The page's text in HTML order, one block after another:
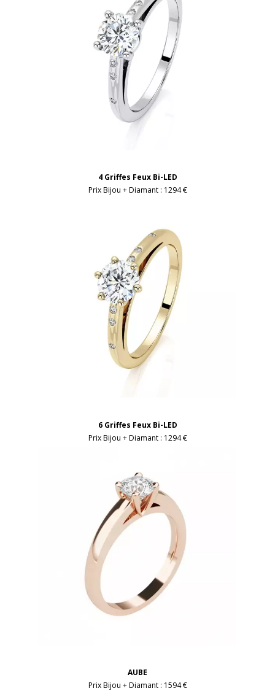
4 Griffes Feux Bi-LED
Prix Bijou + Diamant : 1294 €
6 Griffes Feux Bi-LED
Prix Bijou + Diamant : 1294 €
AUBE
Prix Bijou + Diamant : 1594 €